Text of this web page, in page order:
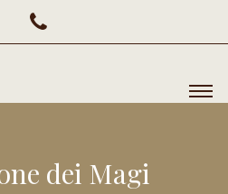
dei Magi